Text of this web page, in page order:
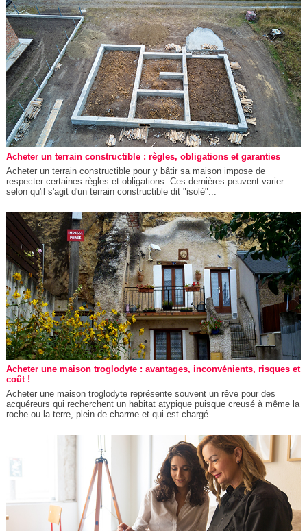
Acheter un terrain constructible : règles, obligations et garanties
Acheter un terrain constructible pour y bâtir sa maison impose de
respecter certaines règles et obligations. Ces dernières peuvent varier
selon qu'il s'agit d'un terrain constructible dit "isolé"...
Acheter une maison troglodyte : avantages, inconvénients, risques et
coût !
Acheter une maison troglodyte représente souvent un rêve pour des
acquéreurs qui recherchent un habitat atypique puisque creusé à même la
roche ou la terre, plein de charme et qui est chargé...